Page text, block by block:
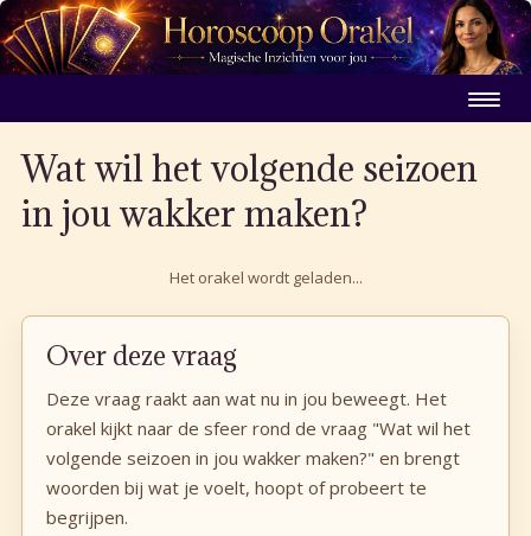
Wat wil het volgende seizoen
in jou wakker maken?
Het orakel wordt geladen...
Over deze vraag
Deze vraag raakt aan wat nu in jou beweegt. Het
orakel kijkt naar de sfeer rond de vraag "Wat wil het
volgende seizoen in jou wakker maken?" en brengt
woorden bij wat je voelt, hoopt of probeert te
begrijpen.